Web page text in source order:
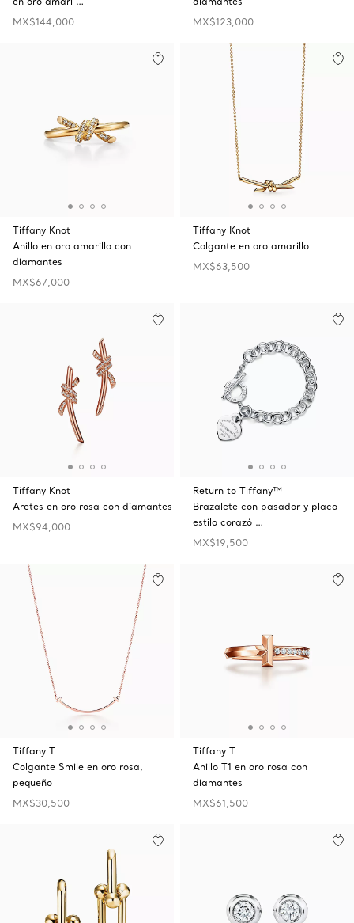
MX$144,000
MX$123,000
Tiffany Knot
Anillo en oro amarillo con
diamantes
MX$67,000
Tiffany Knot
Colgante en oro amarillo
MX$63,500
Tiffany Knot
Aretes en oro rosa con diamantes
MX$94,000
Return to Tiffany™
Brazalete con pasador y placa
estilo corazó …
MX$19,500
Tiffany T
Colgante Smile en oro rosa,
pequeño
MX$30,500
Tiffany T
Anillo T1 en oro rosa con
diamantes
MX$61,500